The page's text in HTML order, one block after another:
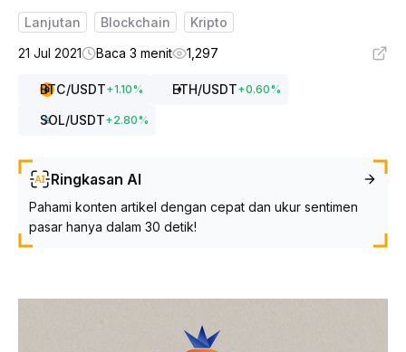
Lanjutan Blockchain
Kripto
21 Jul 2021
Baca 3 menit 1,297
BTC/USDT+1.10% ETH/USDT+0.60%
SOL/USDT+2.80%
Ringkasan AI
Pahami konten artikel dengan cepat dan ukur sentimen
pasar hanya dalam 30 detik!